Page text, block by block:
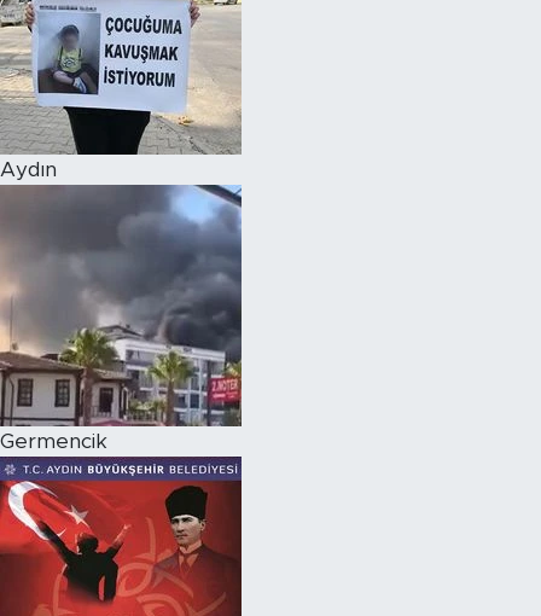
Aydın
Germencik